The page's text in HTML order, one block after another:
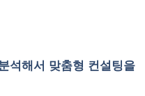
석해서 맞춤형 컨설팅을